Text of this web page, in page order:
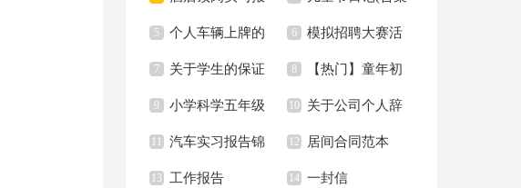
告十篇 15篇)
5 个人车辆上牌的
委托书
6 模拟招聘大赛活
动总结
7 关于学生的保证
书汇总八篇
8 【热门】童年初
中作文300字集锦十
篇
9 小学科学五年级
上册教学计划
10 关于公司个人辞
职报告汇总6篇
11 汽车实习报告锦
集八篇
12 居间合同范本
13 工作报告 14 一封信